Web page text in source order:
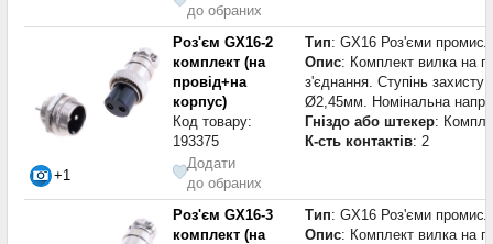
до обраних
+1
Роз'єм GX16-2
комплект (на
провід+на
корпус)
Код товару:
193375
Додати
до обраних
Тип: GX16 Роз'єми
Опис: Комплект вилка на
з'єднання. Ступінь
Ø2,45мм. Номінальна
Гніздо або штекер:
К-сть контактів: 2
Роз'єм GX16-3
комплект (на
Тип: GX16 Роз'єми
Опис: Комплект вилка на